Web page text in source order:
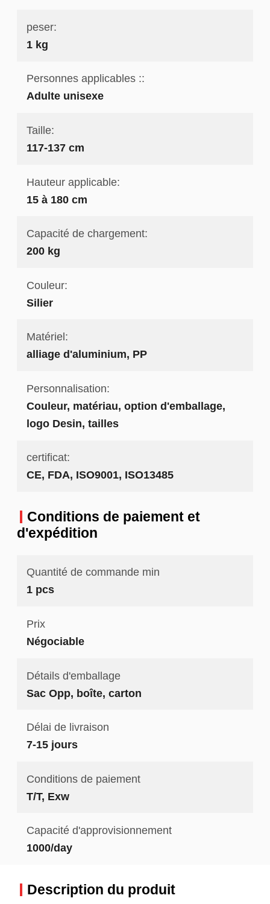
peser:
1 kg
Personnes applicables ::
Adulte unisexe
Taille:
117-137 cm
Hauteur applicable:
15 à 180 cm
Capacité de chargement:
200 kg
Couleur:
Silier
Matériel:
alliage d'aluminium, PP
Personnalisation:
Couleur, matériau, option d'emballage,
logo Desin, tailles
certificat:
CE, FDA, ISO9001, ISO13485
Conditions de paiement et
d'expédition
Quantité de commande min
1 pcs
Prix
Négociable
Détails d'emballage
Sac Opp, boîte, carton
Délai de livraison
7-15 jours
Conditions de paiement
T/T, Exw
Capacité d'approvisionnement
1000/day
Description du produit